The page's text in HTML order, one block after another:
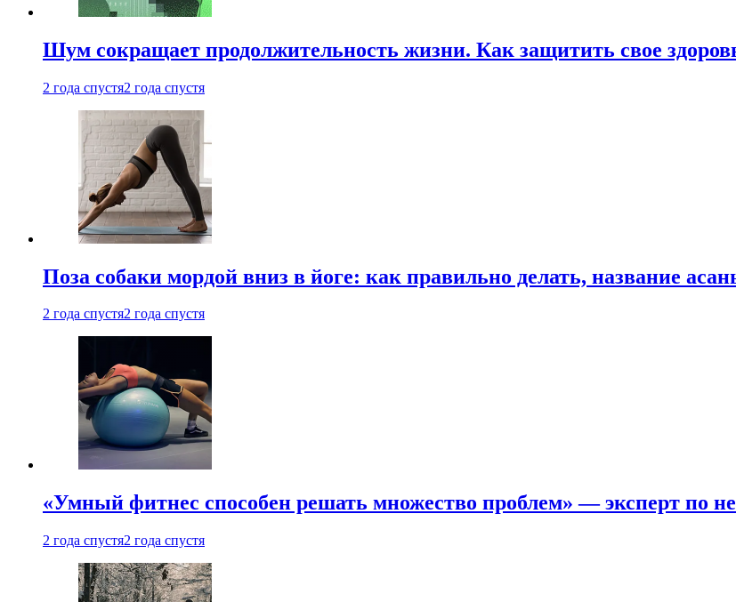
Шум сокращает продолжительность жизни. Как защитить свое
2 года спустя2 года спустя
Поза собаки мордой вниз в йоге: как правильно делать, название
2 года спустя2 года спустя
«Умный фитнес способен решать множество проблем» — эксперт по
2 года спустя2 года спустя